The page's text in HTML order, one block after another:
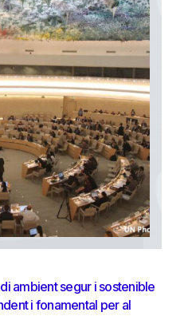
ambient segur i sostenible
i fonamental per al